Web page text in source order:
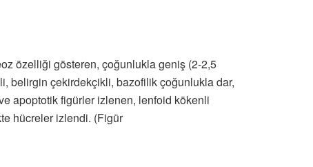
özelliği gösteren, çoğunlukla geniş (2-2,5
belirgin çekirdekçikli, bazofilik çoğunlukla dar,
apoptotik figürler izlenen, lenfoid kökenli
hücreler izlendi. (Figür